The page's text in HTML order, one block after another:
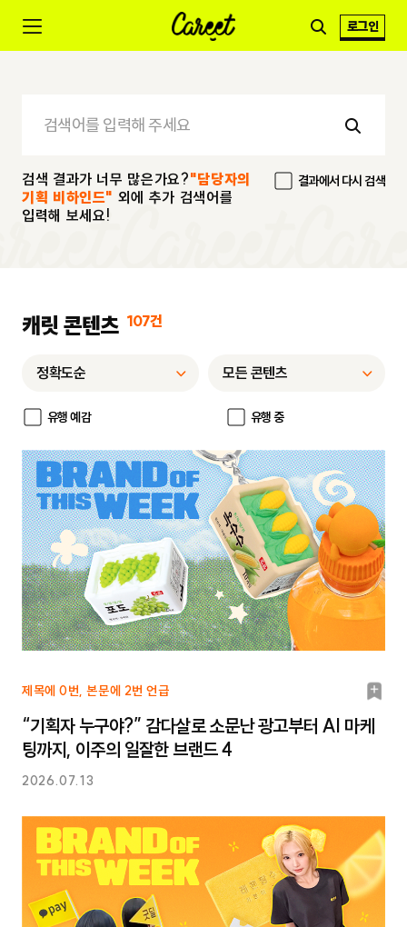
로그인
검색 결과가 너무 많은가요?"담당자의
기획 비하인드" 외에 추가 검색어를
입력해 보세요!
결과에서 다시 검색
캐릿 콘텐츠 107건
유행 예감 유행 중
제목에 0번, 본문에 2번 언급
북
마
“기획자 누구야?” 감다살로 소문난 광고부터 AI 마케
팅까지, 이주의 일잘한 브랜드 4
2026.07.13